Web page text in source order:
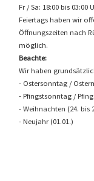
Fr / Sa: 18:00 bis 03:00
Feiertags haben wir
Öffnungszeiten nach
möglich.
Beachte:
Wir haben
- Ostersonntag /
- Pfingstsonntag /
- Weihnachten (24. bis
- Neujahr (01.01.)